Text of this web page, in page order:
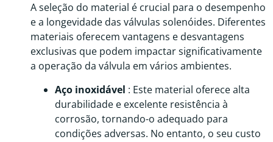
A seleção do material é crucial para o desempenho
e a longevidade das válvulas solenóides. Diferentes
materiais oferecem vantagens e desvantagens
exclusivas que podem impactar significativamente
a operação da válvula em vários ambientes.
Aço inoxidável : Este material oferece alta
durabilidade e excelente resistência à
corrosão, tornando-o adequado para
condições adversas. No entanto, o seu custo